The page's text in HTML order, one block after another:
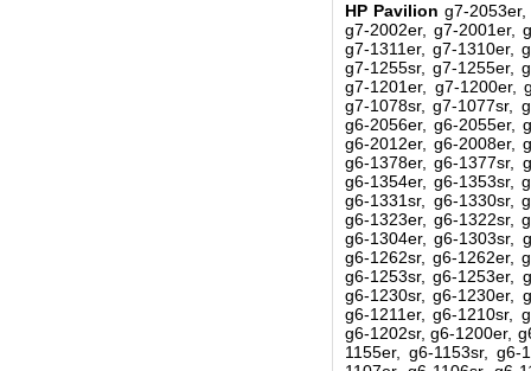
HP Pavilion g7-
g7-2002er, g7-2001er,
g7-1311er, g7-1310er,
g7-1255sr, g7-1255er,
g7-1201er, g7-1200er,
g7-1078sr, g7-1077sr,
g6-2056er, g6-2055er,
g6-2012er, g6-2008er,
g6-1378er, g6-1377sr,
g6-1354er, g6-1353sr,
g6-1331sr, g6-1330sr,
g6-1323er, g6-1322sr,
g6-1304er, g6-1303sr,
g6-1262sr, g6-1262er,
g6-1253sr, g6-1253er,
g6-1230sr, g6-1230er,
g6-1211er, g6-1210sr,
g6-1202sr, g6-1200er,
1155er, g6-1153sr, g6-